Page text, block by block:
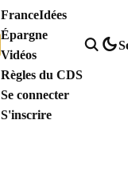
FranceIdées
Épargne
Vidéos
Règles du CDS
Se connecter
S'inscrire